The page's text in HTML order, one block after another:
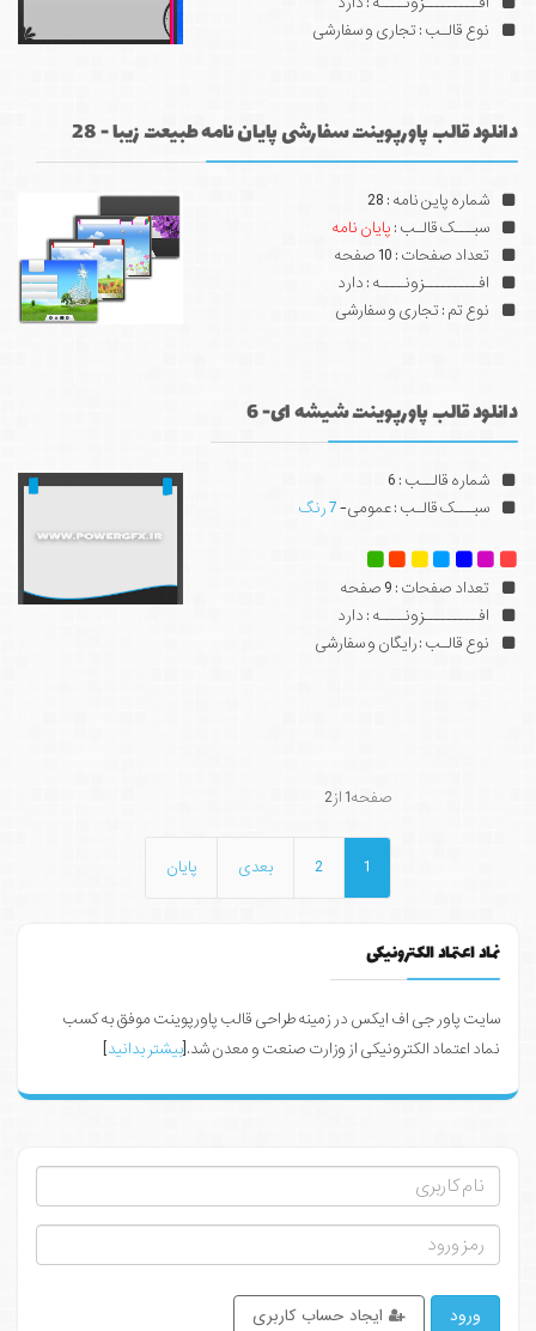
نوع قالـب : تجاری و سفارشی
دانلود قالب پاورپوینت سفارشی پایان نامه طبیعت زیبا - 28
شماره پاین نامه : 28
سبـــک قالـب : پایان نامه
تعداد صفحات : 10 صفحه
افـــــــــزونــــه : دارد
نوع تم : تجاری و سفارشی
دانلود قالب پاورپوینت شیشه ای- 6
شماره قالــب : 6
سبـــک قالـب : عمومی-7 رنگ
تعداد صفحات : 9 صفحه
افـــــــــزونــــه : دارد
نوع قالـب : رایگان و سفارشی
صفحه1 از2
1
2 بعدی پایان
نماد اعتماد الکترونیکی
سایت پاور جی اف ایکس در زمینه طراحی قالب پاورپوینت موفق به کسب
نماد اعتماد الکترونیکی از وزارت صنعت و معدن شد.[بیشتر بدانید]
ورود ایجاد حساب کاربری